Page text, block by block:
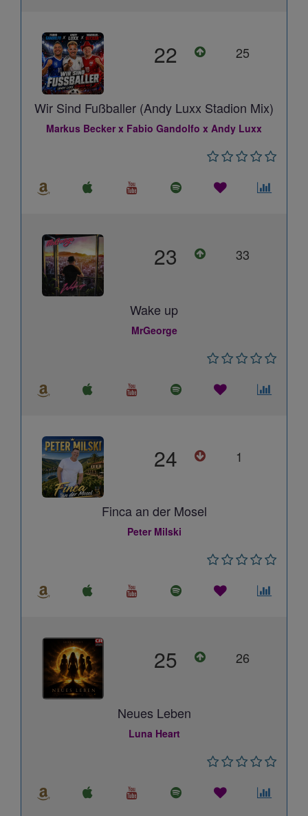
22 25
Wir Sind Fußballer (Andy Luxx Stadion Mix)
Markus Becker x Fabio Gandolfo x Andy Luxx
23 33
Wake up
MrGeorge
24 1
Finca an der Mosel
Peter Milski
25 26
Neues Leben
Luna Heart